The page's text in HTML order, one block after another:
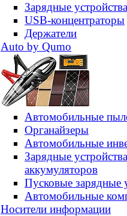
Зарядные устройства
USB-концентраторы
Держатели
Auto by Qumo
Автомобильные
Органайзеры
Автомобильные
Зарядные
аккумуляторов
Пусковые зарядные
Автомобильные
Носители информации